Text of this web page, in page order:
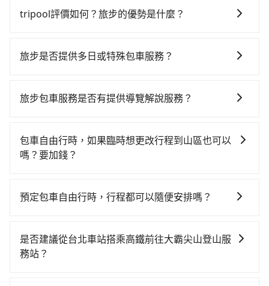
tripool評價如何？旅步的優勢是什麼？
定及可靠的，大多數的使用者都給予了高分評價。此
車前一日凌晨6點前取消均可無條件全額退費的承諾，讓
旅步是否提供多日或特殊包車服務？
專人回覆您。
旅步包車服務是否有提供導覽解說服務？
需要導覽服務，可事先透過電子郵件
booking@tripool.app聯繫我們，將有專人協助回覆確
包車自由行時，如果臨時想更改行程到山區也可以
嗎？要加錢？
旅步可能會根據行經的路線是否超過海拔1500公尺來進
我們會透過Email的方式向您說明收費細節，讓您能更放
心地享受旅步為您提供的服務。
預定包車自由行時，行程都可以隨便安排嗎？
沒有到達海拔1500公里以上的山區，行程都是可以依照
您的需求安排的。
是否建議從台北車站搭乘高鐵前往大霸尖山登山服
務站？